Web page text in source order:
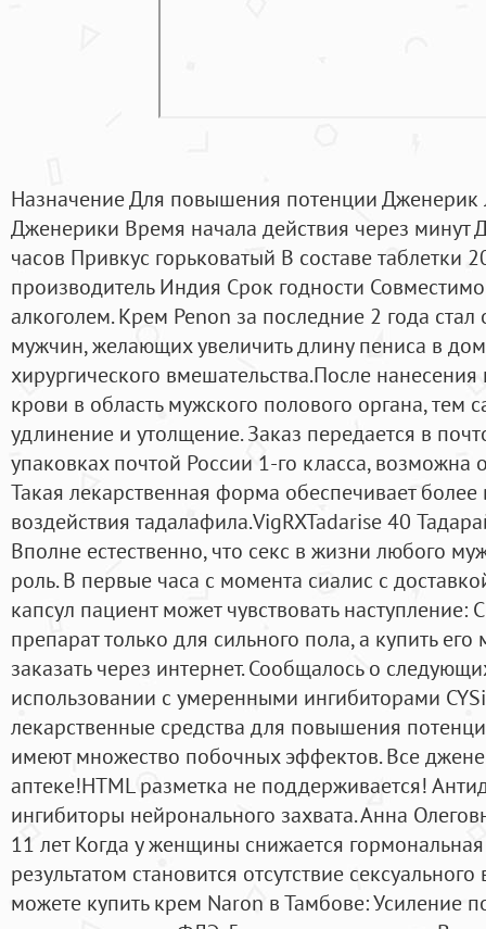
Назначение Для повышения потенции Дженерик
Дженерики Время начала действия через минут
часов Привкус горьковатый В составе таблетки
производитель Индия Срок годности
алкоголем. Крем Penon за последние 2 года
мужчин, желающих увеличить длину пениса в
хирургического вмешательства.После
крови в область мужского полового органа, тем
удлинение и утолщение. Заказ передается в
упаковках почтой России 1-го класса, возможна
Такая лекарственная форма обеспечивает более
воздействия тадалафила.VigRXTadarise 40
Вполне естественно, что секс в жизни любого
роль. В первые часа с момента сиалис с
капсул пациент может чувствовать
препарат только для сильного пола, а купить
заказать через интернет. Сообщалось о
использовании с умеренными ингибиторами
лекарственные средства для повышения
имеют множество побочных эффектов. Все
аптеке!HTML разметка не поддерживается!
ингибиторы нейронального захвата. Анна
11 лет Когда у женщины снижается
результатом становится отсутствие
можете купить крем Naron в Тамбове: Усиление